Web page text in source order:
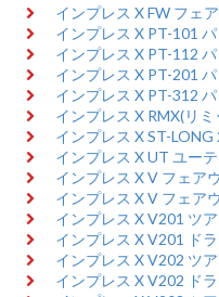
インプレス X FW フェ
インプレス X PT-101
インプレス X PT-112
インプレス X PT-201
インプレス X PT-312
インプレス X RMX(リ
インプレス X ST-
インプレス X UT ユー
インプレス X V フェア
インプレス X V フェア
インプレス X V201 ツ
インプレス X V201 ド
インプレス X V202 ツ
インプレス X V202 ド